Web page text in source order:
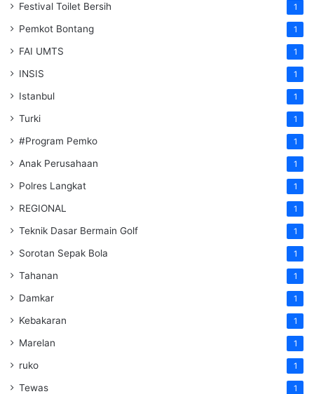
Festival Toilet Bersih 1
Pemkot Bontang 1
FAI UMTS 1
INSIS 1
Istanbul 1
Turki 1
#Program Pemko 1
Anak Perusahaan 1
Polres Langkat 1
REGIONAL 1
Teknik Dasar Bermain Golf 1
Sorotan Sepak Bola 1
Tahanan 1
Damkar 1
Kebakaran 1
Marelan 1
ruko 1
Tewas 1